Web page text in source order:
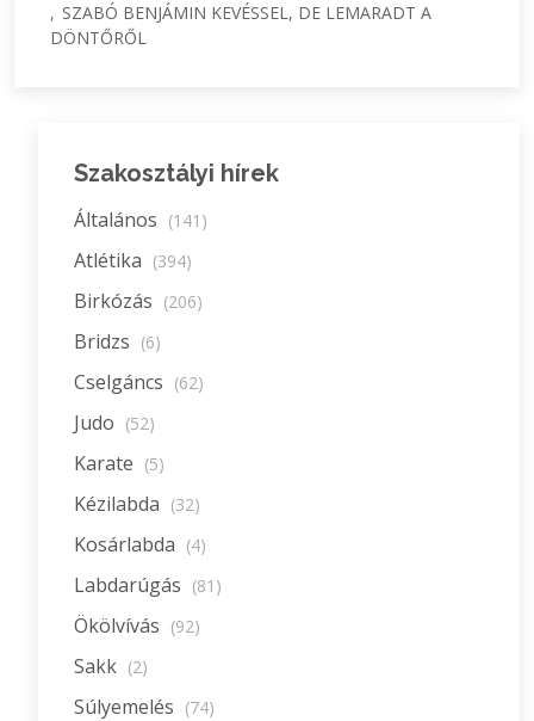
SZABÓ BENJÁMIN KEVÉSSEL, DE LEMARADT A
DÖNTŐRŐL
Szakosztályi hírek
Általános (141)
Atlétika (394)
Birkózás (206)
Bridzs (6)
Cselgáncs (62)
Judo (52)
Karate (5)
Kézilabda (32)
Kosárlabda (4)
Labdarúgás (81)
Ökölvívás (92)
Sakk (2)
Súlyemelés (74)